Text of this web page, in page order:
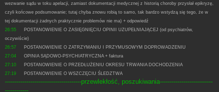
wezwanie sądu w toku apelacji, zamiast dokumentacji medycznej z historią choroby przysłał epikryzę,
czyli końcowe podsumowanie; tutaj chyba znowu robią to samo, tak bardzo wstydzą się tego, że w
tej dokumentacji żadnych praktycznie problemów nie ma) + odpowiedź
26:55
POSTANOWIENIE O ZASIĘGNIĘCIU OPINII UZUPEŁNIAJĄCEJ (od psychiatrów,
oczywiście)
26:57
POSTANOWIENIE O ZATRZYMANIU I PRZYMUSOWYM DOPROWADZENIU
27:04
OPINIA SĄDOWO-PSYCHIATRYCZNA + faktura
27:10
POSTANOWIENIE O PRZEDŁUŻENIU OKRESU TRWANIA DOCHODZENIA
27:19
POSTANOWIENIE O WSZCZĘCIU ŚLEDZTWA
---------------------------------------przewlekłość, poszukiwania---------------------------
------------